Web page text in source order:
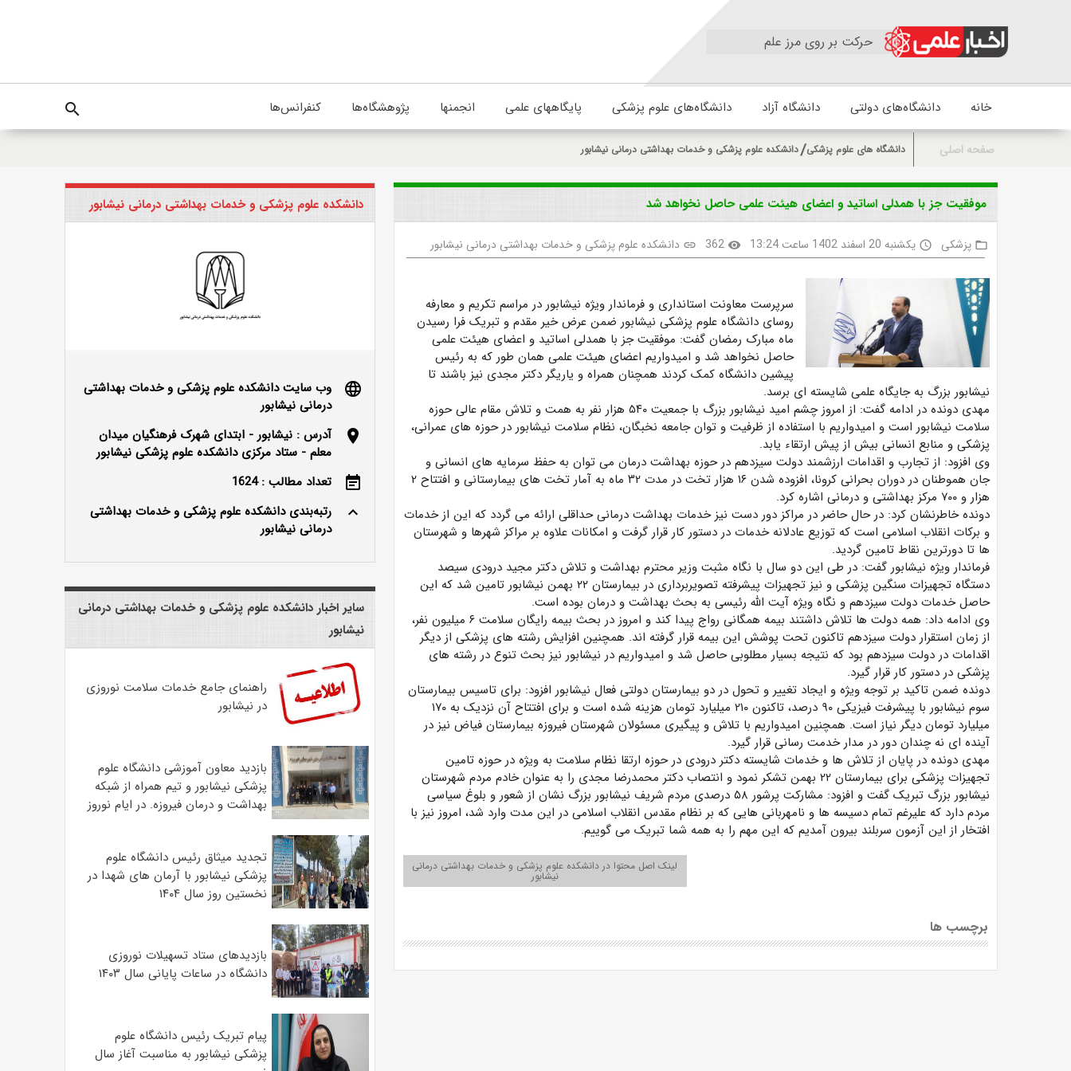
حرکت بر روی مرز علم
خانه دانشگاه‌های دولتی دانشگاه آزاد دانشگاه‌های علوم پزشکی پایگاههای علمی انجمنها پژوهشگاه‌ها کنفرانس‌ها search
صفحه اصلی دانشگاه های علوم پزشکی دانشکده علوم پزشکی و خدمات بهداشتی درمانی نیشابور
موفقیت جز با همدلی اساتید و اعضای هیئت علمی حاصل نخواهد شد
folder_open پزشکی access_time یکشنبه 20 اسفند 1402 ساعت 13:24 visibility
362
link دانشکده علوم پزشکی و خدمات بهداشتی درمانی نیشابور
سرپرست معاونت استانداری و فرماندار ویژه نیشابور در مراسم تکریم و معارفه
روسای دانشگاه علوم پزشکی نیشابور ضمن عرض خیر مقدم و تبریک فرا رسیدن
ماه مبارک رمضان گفت: موفقیت جز با همدلی اساتید و اعضای هیئت علمی
حاصل نخواهد شد و امیدواریم اعضای هیئت علمی همان طور که به رئیس
پیشین دانشگاه کمک کردند همچنان همراه و یاریگر دکتر مجدی نیز باشند تا
نیشابور بزرگ به جایگاه علمی شایسته ای برسد.
مهدی دونده در ادامه گفت: از امروز چشم امید نیشابور بزرگ با جمعیت ۵۴۰ هزار نفر به همت و تلاش مقام عالی حوزه
سلامت نیشابور است و امیدواریم با استفاده از ظرفیت و توان جامعه نخبگان، نظام سلامت نیشابور در حوزه های عمرانی،
پزشکی و منابع انسانی بیش از پیش ارتقاء یابد.
وی افزود: از تجارب و اقدامات ارزشمند دولت سیزدهم در حوزه بهداشت درمان می توان به حفظ سرمایه های انسانی و
جان هموطنان در دوران بحرانی کرونا، افزوده شدن ۱۶ هزار تخت در مدت ۳۲ ماه به آمار تخت های بیمارستانی و افتتاح ۲
هزار و ۷۰۰ مرکز بهداشتی و درمانی اشاره کرد.
دونده خاطرنشان کرد: در حال حاضر در مراکز دور دست نیز خدمات بهداشت درمانی حداقلی ارائه می گردد که این از خدمات
و برکات انقلاب اسلامی است که توزیع عادلانه خدمات در دستور کار قرار گرفت و امکانات علاوه بر مراکز شهرها و شهرستان
ها تا دورترین نقاط تامین گردید.
فرماندار ویژه نیشابور گفت: در طی این دو سال با نگاه مثبت وزیر محترم بهداشت و تلاش دکتر مجید درودی سیصد
دستگاه تجهیزات سنگین پزشکی و نیز تجهیزات پیشرفته تصویربرداری در بیمارستان ۲۲ بهمن نیشابور تامین شد که این
حاصل خدمات دولت سیزدهم و نگاه ویژه آیت الله رئیسی به بحث بهداشت و درمان بوده است.
وی ادامه داد: همه دولت ها تلاش داشتند بیمه همگانی رواج پیدا کند و امروز در بحث بیمه رایگان سلامت ۶ میلیون نفر،
از زمان استقرار دولت سیزدهم تاکنون تحت پوشش این بیمه قرار گرفته اند. همچنین افزایش رشته های پزشکی از دیگر
اقدامات در دولت سیزدهم بود که نتیجه بسیار مطلوبی حاصل شد و امیدواریم در نیشابور نیز بحث تنوع در رشته های
پزشکی در دستور کار قرار گیرد.
دونده ضمن تاکید بر توجه ویژه و ایجاد تغییر و تحول در دو بیمارستان دولتی فعال نیشابور افزود: برای تاسیس بیمارستان
سوم نیشابور با پیشرفت فیزیکی ۹۰ درصد، تاکنون ۲۱۰ میلیارد تومان هزینه شده است و برای افتتاح آن نزدیک به ۱۷۰
میلیارد تومان دیگر نیاز است. همچنین امیدواریم با تلاش و پیگیری مسئولان شهرستان فیروزه بیمارستان فیاض نیز در
آینده ای نه چندان دور در مدار خدمت رسانی قرار گیرد.
مهدی دونده در پایان از تلاش ها و خدمات شایسته دکتر درودی در حوزه ارتقا نظام سلامت به ویژه در حوزه تامین
تجهیزات پزشکی برای بیمارستان ۲۲ بهمن تشکر نمود و انتصاب دکتر محمدرضا مجدی را به عنوان خادم مردم شهرستان
نیشابور بزرگ تبریک گفت و افزود: مشارکت پرشور ۵۸ درصدی مردم شریف نیشابور بزرگ نشان از شعور و بلوغ سیاسی
مردم دارد که علیرغم تمام دسیسه ها و نامهربانی هایی که بر نظام مقدس انقلاب اسلامی در این مدت وارد شد، امروز نیز با
افتخار از این آزمون سربلند بیرون آمدیم که این مهم را به همه شما تبریک می گوییم.
لینک اصل محتوا در دانشکده علوم پزشکی و خدمات بهداشتی درمانی
نیشابور
برچسب ها
دانشکده علوم پزشکی و خدمات بهداشتی درمانی نیشابور
language
وب سایت دانشکده علوم پزشکی و خدمات بهداشتی
درمانی نیشابور
location_on
آدرس : نیشابور - ابتدای شهرک فرهنگیان میدان
معلم - ستاد مرکزی دانشکده علوم پزشکی نیشابور
event_note
تعداد مطالب : 1624
keyboard_arrow_up
رتبه‌بندی دانشکده علوم پزشکی و خدمات بهداشتی
درمانی نیشابور
سایر اخبار دانشکده علوم پزشکی و خدمات بهداشتی درمانی
نیشابور
راهنمای جامع خدمات سلامت نوروزی
در نیشابور
بازدید معاون آموزشی دانشگاه علوم
پزشکی نیشابور و تیم همراه از شبکه
بهداشت و درمان فیروزه. در ایام نوروز
تجدید میثاق رئیس دانشگاه علوم
پزشکی نیشابور با آرمان های شهدا در
نخستین روز سال ۱۴۰۴
بازدیدهای ستاد تسهیلات نوروزی
دانشگاه در ساعات پایانی سال ۱۴۰۳
پیام تبریک رئیس دانشگاه علوم
پزشکی نیشابور به مناسبت آغاز سال